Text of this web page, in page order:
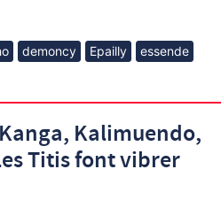
demoncy Epailly
essende
Kalimuendo,
Titis font vibrer